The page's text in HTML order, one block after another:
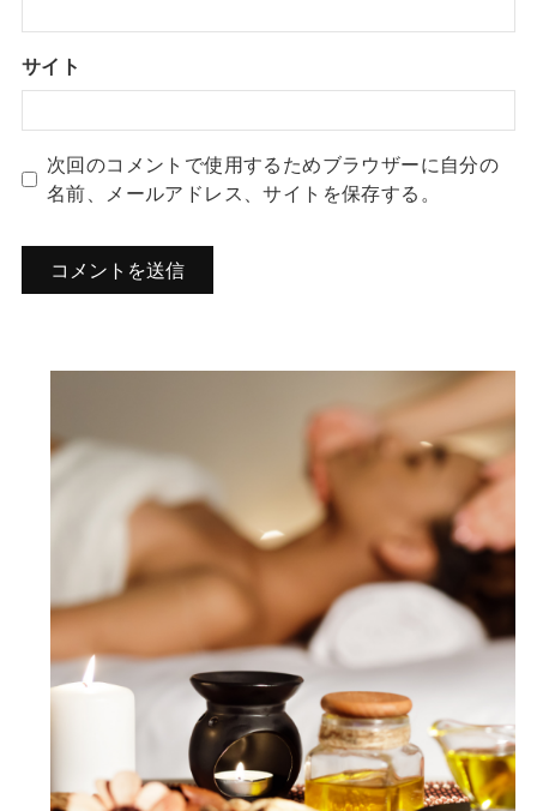
サイト
次回のコメントで使用するためブラウザーに自分の
名前、メールアドレス、サイトを保存する。